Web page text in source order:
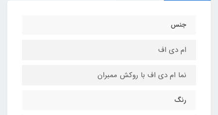
جنس
ام دی اف
نما ام دی اف با روکش ممبران
رنگ